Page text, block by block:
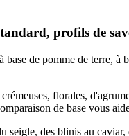
profils de
à base de pomme de terre, à
florales,
de base vous
seigle, des blinis au caviar,